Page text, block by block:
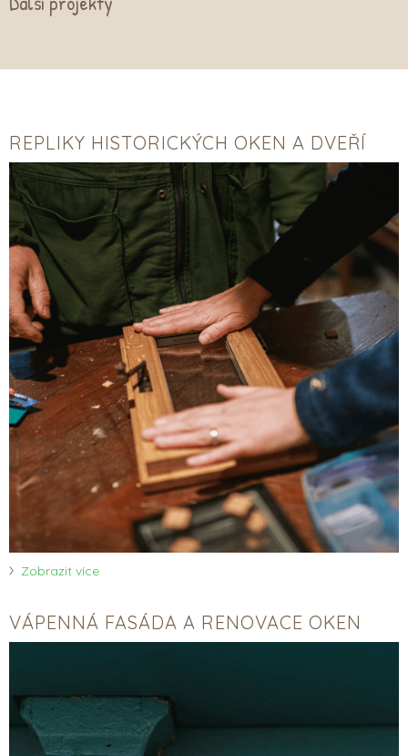
REPLIKY HISTORICKÝCH OKEN A DVEŘÍ
Zobrazit více
VÁPENNÁ FASÁDA A RENOVACE OKEN